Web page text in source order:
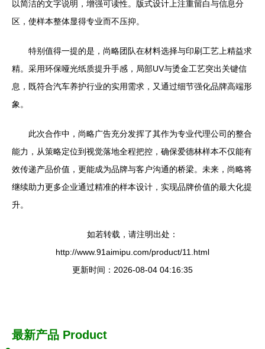
以简洁的文字说明，增强可读性。版式设计上注重留白与信息分
区，使样本整体显得专业而不压抑。
特别值得一提的是，尚略团队在材料选择与印刷工艺上精益求
精。采用环保哑光纸质提升手感，局部UV与烫金工艺突出关键信
息，既符合汽车养护行业的实用需求，又通过细节强化品牌高端形
象。
此次合作中，尚略广告充分发挥了其作为专业代理公司的整合
能力，从策略定位到视觉落地全程把控，确保爱德林样本不仅能有
效传递产品价值，更能成为品牌与客户沟通的桥梁。未来，尚略将
继续助力更多企业通过精准的样本设计，实现品牌价值的最大化提
升。
如若转载，请注明出处：
http://www.91aimipu.com/product/11.html
更新时间：2026-08-04 04:16:35
最新产品 Product